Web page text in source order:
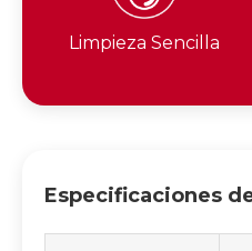
Limpieza Sencilla
Especificaciones